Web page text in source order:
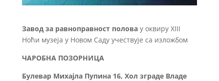
Завод за равноправност половау оквиру XIII
Ноћи музеја у Новом Саду учествује са изложбом
ЧАРОБНА ПОЗОРНИЦА
Булевар Михајла Пупина 16, Хол зграде Владе